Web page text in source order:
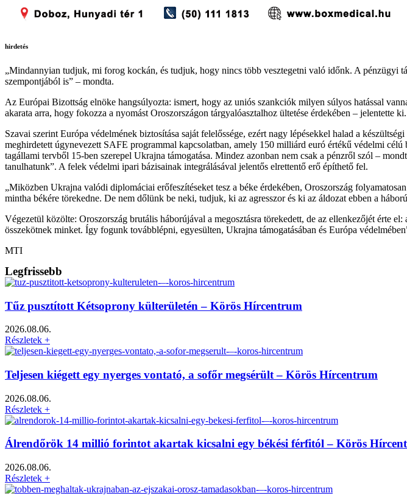
hirdetés
„Mindannyian tudjuk, mi forog kockán, és tudjuk, hogy nincs több vesztegetni való időnk. A pénzügyi
szempontjából is” – mondta.
Az Európai Bizottság elnöke hangsúlyozta: ismert, hogy az uniós szankciók milyen súlyos hatással
akarata arra, hogy fokozza a nyomást Oroszországon tárgyalóasztalhoz ültetése érdekében – jelentette ki.
Szavai szerint Európa védelmének biztosítása saját felelőssége, ezért nagy lépésekkel halad a
meghirdetett úgynevezett SAFE programmal kapcsolatban, amely 150 milliárd euró értékű védelmi
tagállami tervből 15-ben szerepel Ukrajna támogatása. Mindez azonban nem csak a pénzről szól –
tanulhatunk”. A felek védelmi ipari bázisainak integrálásával jelentős elrettentő erő építhető fel.
„Miközben Ukrajna valódi diplomáciai erőfeszítéseket tesz a béke érdekében, Oroszország
mintha békére törekedne. De nem dőlünk be neki, tudjuk, ki az agresszor és ki az áldozat ebben a
Végezetül közölte: Oroszország brutális háborújával a megosztásra törekedett, de az ellenkezőjét érte
összekötnek minket. Így fogunk továbblépni, egyesülten, Ukrajna támogatásában és Európa
MTI
Legfrissebb
Tűz pusztított Kétsoprony külterületén – Körös Hírcentrum
2026.08.06.
Részletek +
Teljesen kiégett egy nyerges vontató, a sofőr megsérült – Körös Hírcentrum
2026.08.06.
Részletek +
Álrendőrök 14 millió forintot akartak kicsalni egy békési férfitól – Körös
2026.08.06.
Részletek +